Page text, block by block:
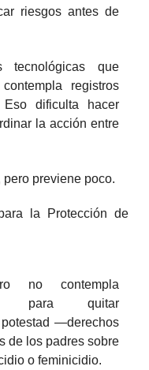
riesgos antes de
tecnológicas que
registros
Eso dificulta hacer
la acción entre
previene poco.
la Protección de
no contempla
para quitar
—derechos
de los padres sobre
o feminicidio.